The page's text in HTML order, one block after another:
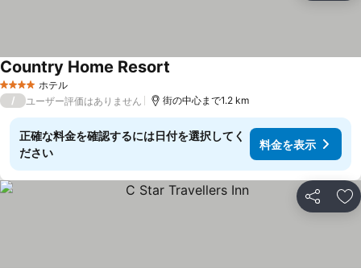
4 ホテルのランク
ホテル
Country Home Resort
/ ユーザー評価はありません 街の中心まで1.2 km
正確な料金を確認するには日付を選択してく
ださい
料金を表示
シェア お